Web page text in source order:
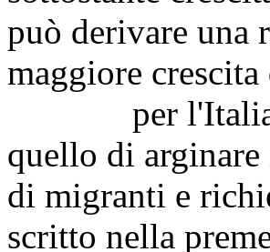
può derivare una
maggiore
per l'Italia il
quello di
di migranti e
scritto nella